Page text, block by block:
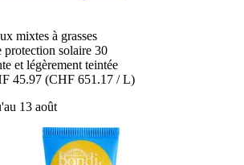
mixtes à grasses
protection solaire 30
et légèrement teintée
45.97 (CHF 651.17 / L)
13 août